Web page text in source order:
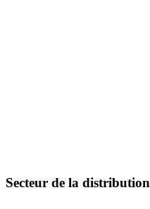
Secteur de la distribution